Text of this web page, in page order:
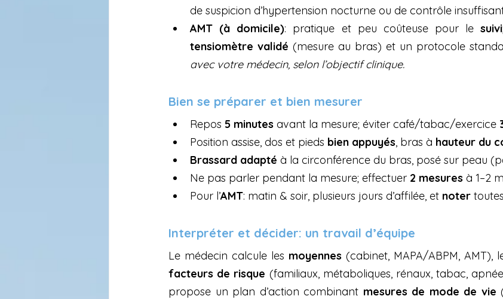
de suspicion d’hypertension nocturne ou de contrôle
AMT (à domicile): pratique et peu coûteuse pour le suivi
tensiomètre validé (mesure au bras) et un protocole
avec votre médecin, selon l’objectif clinique.
Bien se préparer et bien mesurer
Repos 5 minutes avant la mesure; éviter café/tabac/exercice
Position assise, dos et pieds bien appuyés, bras à hauteur du
Brassard adapté à la circonférence du bras, posé sur peau
Ne pas parler pendant la mesure; effectuer 2 mesures à 1–2
Pour l’AMT: matin & soir, plusieurs jours d’affilée, et noter
Interpréter et décider: un travail d’équipe
Le médecin calcule les moyennes
facteurs de risque (familiaux, métaboliques, rénaux, tabac,
propose un plan d’action combinant mesures de mode de vie